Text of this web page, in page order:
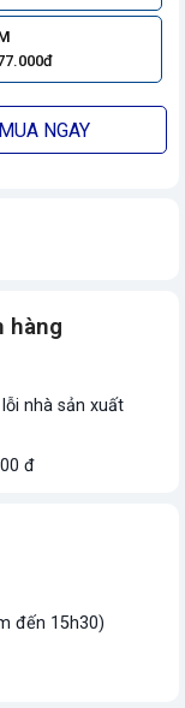
MUA NGAY
hàng
nhà sản xuất
đ
đến 15h30)